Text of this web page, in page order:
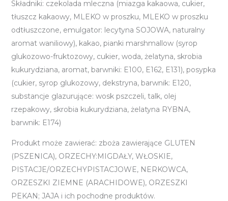
Składniki: czekolada mleczna (miazga kakaowa, cukier,
tłuszcz kakaowy, MLEKO w proszku, MLEKO w proszku
odtłuszczone, emulgator: lecytyna SOJOWA, naturalny
aromat waniliowy), kakao, pianki marshmallow (syrop
glukozowo-fruktozowy, cukier, woda, żelatyna, skrobia
kukurydziana, aromat, barwniki: E100, E162, E131), posypka
(cukier, syrop glukozowy, dekstryna, barwnik: E120,
substancje glazurujące: wosk pszczeli, talk, olej
rzepakowy, skrobia kukurydziana, żelatyna RYBNA,
barwnik: E174)
Produkt może zawierać: zboża zawierające GLUTEN
(PSZENICA), ORZECHY:MIGDAŁY, WŁOSKIE,
PISTACJE/ORZECHYPISTACJOWE, NERKOWCA,
ORZESZKI ZIEMNE (ARACHIDOWE), ORZESZKI
PEKAN; JAJA i ich pochodne produktów.